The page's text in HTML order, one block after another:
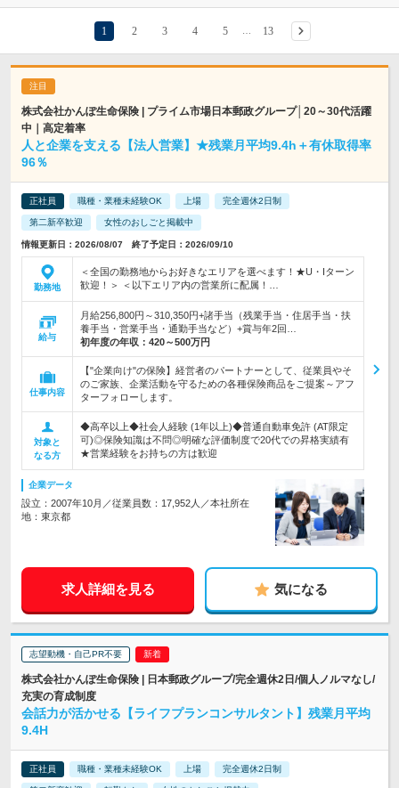
1 2 3 4 5 13
株式会社かんぽ生命保険 | プライム市場日本郵政グループ│20～30代活躍
中｜高定着率
人と企業を支える【法人営業】★残業月平均9.4h＋有休取得率
96％
正社員 職種・業種未経験OK 上場 完全週休2日制
第二新卒歓迎 女性のおしごと掲載中
情報更新日：2026/08/07 終了予定日：2026/09/10
勤務地
＜全国の勤務地からお好きなエリアを選べます！★U・Iターン
歓迎！＞ ＜以下エリア内の営業所に配属！…
給与
月給256,800円～310,350円+諸手当（残業手当・住居手当・扶
養手当・営業手当・通勤手当など）+賞与年2回…
初年度の年収： 420～500万円
仕事内容
【"企業向け"の保険】経営者のパートナーとして、従業員やそ
のご家族、企業活動を守るための各種保険商品をご提案～アフ
ターフォローします。
対象と
なる方
◆高卒以上◆社会人経験 (1年以上)◆普通自動車免許 (AT限定
可)◎保険知識は不問◎明確な評価制度で20代での昇格実績有
★営業経験をお持ちの方は歓迎
企業データ
設立：2007年10月／従業員数：17,952人／本社所在
地：東京都
求人詳細を見る 気になる
志望動機・自己PR不要
株式会社かんぽ生命保険 | 日本郵政グループ/完全週休2日/個人ノルマなし/
充実の育成制度
会話力が活かせる【ライフプランコンサルタント】残業月平均
9.4H
正社員 職種・業種未経験OK 上場 完全週休2日制